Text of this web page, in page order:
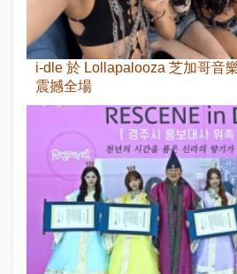
i-dle 於 Lollapalooza 芝加哥音
震撼全場